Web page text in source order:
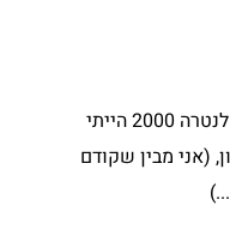
נורת כרית אויר דולקת לי, ביונדאי לנטרה 2000 הייתי
(אני מבין שקודם